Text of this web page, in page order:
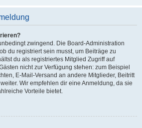
zwingend. Die Board-Administration
du registriert sein musst, um Beiträge zu
du als registriertes Mitglied Zugriff auf
nicht zur Verfügung stehen: zum Beispiel
E-Mail-Versand an andere Mitglieder, Beitritt
Wir empfehlen dir eine Anmeldung, da sie
Vorteile bietet.